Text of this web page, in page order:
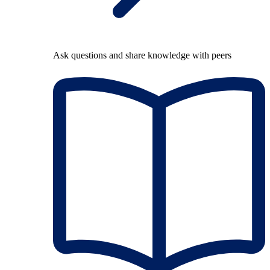
Ask questions and share knowledge with peers